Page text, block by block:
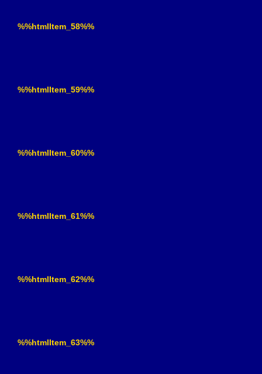
%%htmlItem_58%%
%%htmlItem_59%%
%%htmlItem_60%%
%%htmlItem_61%%
%%htmlItem_62%%
%%htmlItem_63%%